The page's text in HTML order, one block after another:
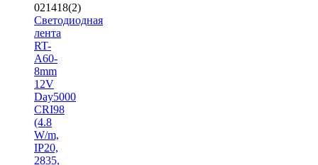
021418(2)
Светодиодная
лента
RT-
A60-
8mm
12V
Day5000
CRI98
(4.8
W/m,
IP20,
2835,